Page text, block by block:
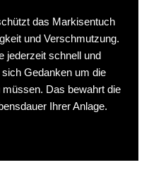
das Markisentuch
und Verschmutzung.
jederzeit schnell und
Gedanken um die
Das bewahrt die
Ihrer Anlage.